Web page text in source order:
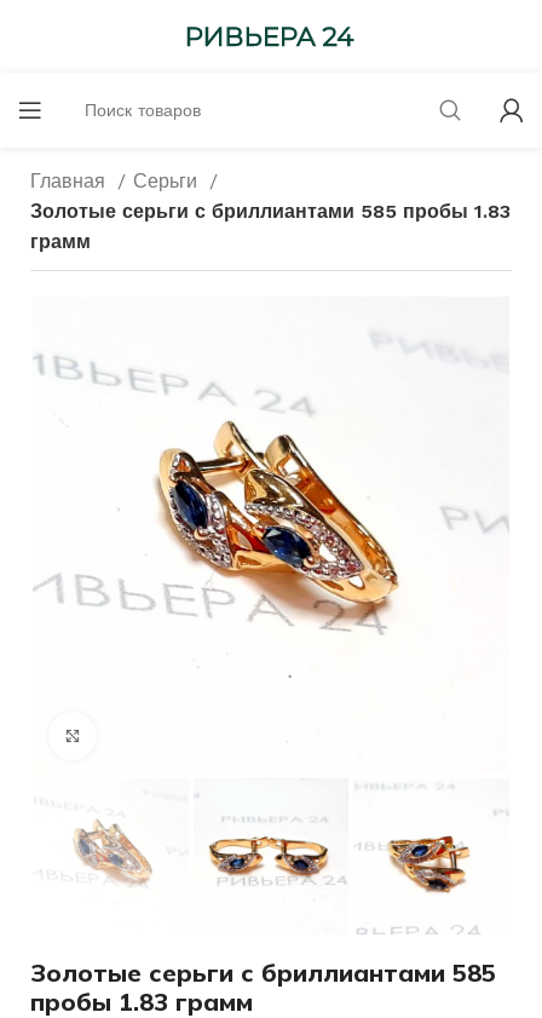
Главная
Серьги
Золотые серьги с бриллиантами 585 пробы 1.83
грамм
Золотые серьги с бриллиантами 585
пробы 1.83 грамм